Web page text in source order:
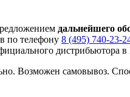
дальнейшего
по телефону 8 (495) 740-23-
дистрибьютора
Возможен самовывоз.